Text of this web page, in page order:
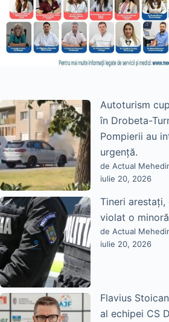
Autoturism
în Drobeta-
Pompierii au
urgență.
de Actual
iulie 20, 2026
Tineri arestați,
violat o
de Actual
iulie 20, 2026
Flavius
al echipei CS